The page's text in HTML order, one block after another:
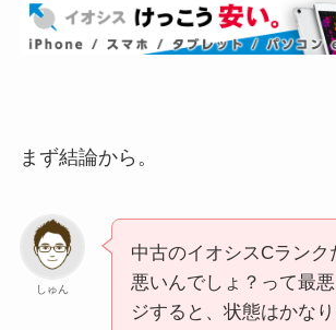
まず結論から。
しゅん
中古のイオシスCランク
悪いんでしょ？って最
ジすると、状態はかな